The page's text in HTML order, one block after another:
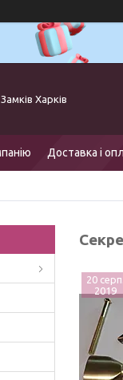
Харків
Доставка і
20 серп.
2019